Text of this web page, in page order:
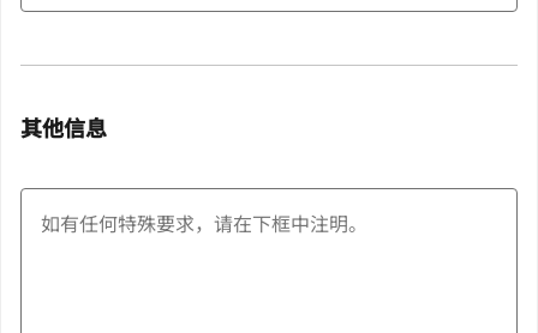
其他信息